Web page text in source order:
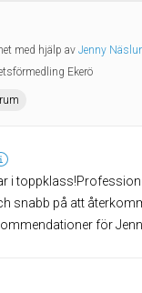
med hjälp av Jenny
Ekerö
i
snabb på att
för